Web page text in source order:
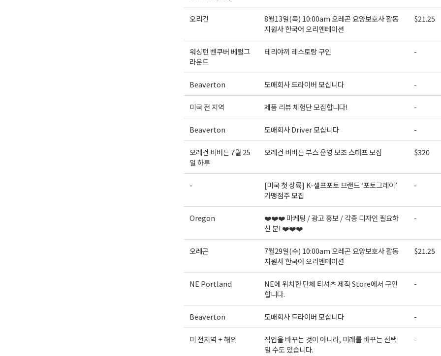
오리건
8월13일(목) 10:00am 오레곤 요양보호사 활동
지원사 한국어 오리엔테이션
$21.25
워싱턴 벤쿠버 베럴그
라운드
테리야끼 레스토랑 구인 -
Beaverton 도매회사 드라이버 모십니다 -
미국 전 지역 제품 리뷰 체험단 모집합니다! -
Beaverton 도매회사 Driver 모십니다 -
오레건 비버튼 7월 25
일 하루
오레건 비버튼 부스 운영 보조 스태프 모집 $320
-
[미국 첫 상륙] K-셀프포토 브랜드 ‘포토그레이’
가맹점주 모집
-
Oregon
❤️❤️❤️ 마케팅 / 광고 홍보 / 각종 디자인 필요하
신 분! ❤️❤️❤️
-
오레곤
7월29일(수) 10:00am 오레곤 요양보호사 활동
지원사 한국어 오리엔테이션
$21.25
NE Portland
NE에 위치한 단체 티셔츠 제작 Store에서 구인
합니다.
-
Beaverton 도매회사 드라이버 모십니다 -
미 전지역 + 해외
직업을 바꾸는 것이 아니라, 미래를 바꾸는 선택
일 수도 있습니다.
-